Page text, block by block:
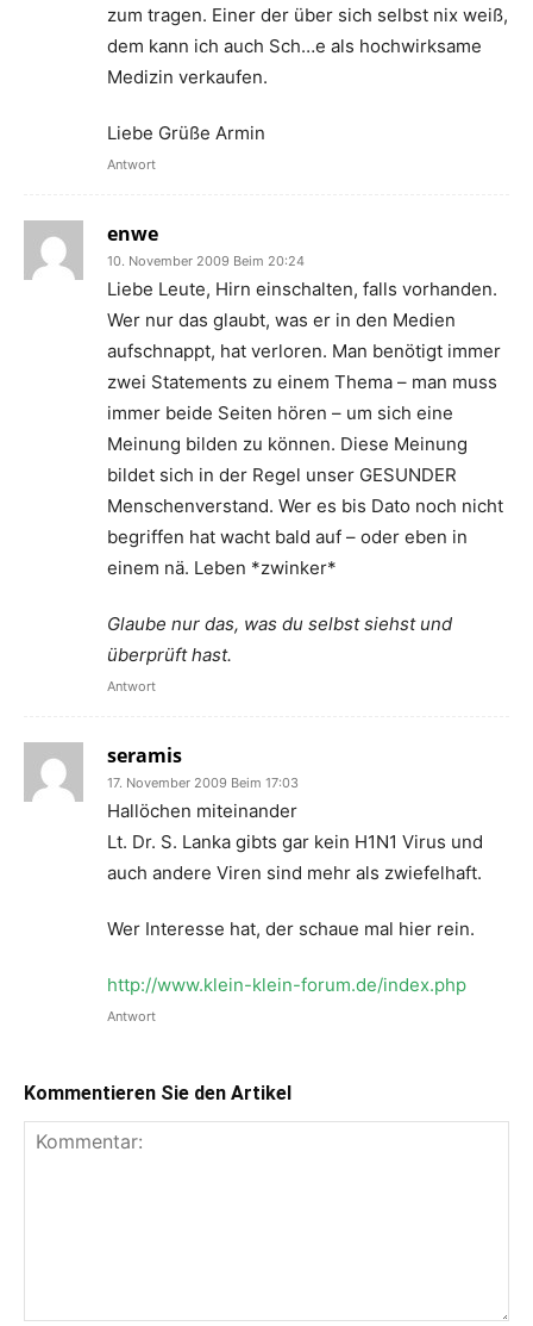
zum tragen. Einer der über sich selbst nix weiß,
dem kann ich auch Sch…e als hochwirksame
Medizin verkaufen.
Liebe Grüße Armin
Antwort
enwe
10. November 2009 Beim 20:24
Liebe Leute, Hirn einschalten, falls vorhanden.
Wer nur das glaubt, was er in den Medien
aufschnappt, hat verloren. Man benötigt immer
zwei Statements zu einem Thema – man muss
immer beide Seiten hören – um sich eine
Meinung bilden zu können. Diese Meinung
bildet sich in der Regel unser GESUNDER
Menschenverstand. Wer es bis Dato noch nicht
begriffen hat wacht bald auf – oder eben in
einem nä. Leben *zwinker*
Glaube nur das, was du selbst siehst und
überprüft hast.
Antwort
seramis
17. November 2009 Beim 17:03
Hallöchen miteinander
Lt. Dr. S. Lanka gibts gar kein H1N1 Virus und
auch andere Viren sind mehr als zwiefelhaft.
Wer Interesse hat, der schaue mal hier rein.
http://www.klein-klein-forum.de/index.php
Antwort
Kommentieren Sie den Artikel